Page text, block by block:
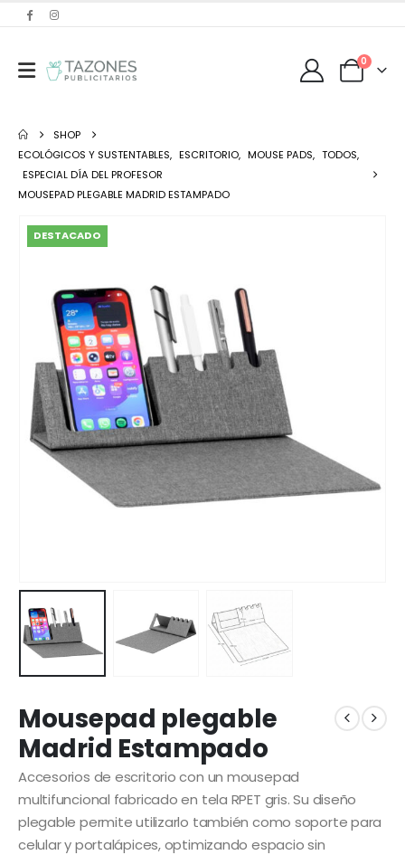
0
SHOP
ECOLÓGICOS Y SUSTENTABLES, ESCRITORIO, MOUSE PADS, TODOS,
ESPECIAL DÍA DEL PROFESOR
MOUSEPAD PLEGABLE MADRID ESTAMPADO
DESTACADO
Mousepad plegable
Madrid Estampado
Accesorios de escritorio con un mousepad
multifuncional fabricado en tela RPET gris. Su diseño
plegable permite utilizarlo también como soporte para
celular y portalápices, optimizando espacio sin